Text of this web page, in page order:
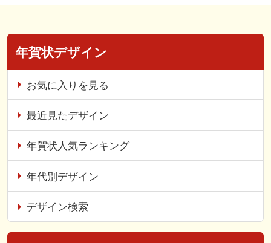
年賀状デザイン
お気に入りを見る
最近見たデザイン
年賀状人気ランキング
年代別デザイン
デザイン検索